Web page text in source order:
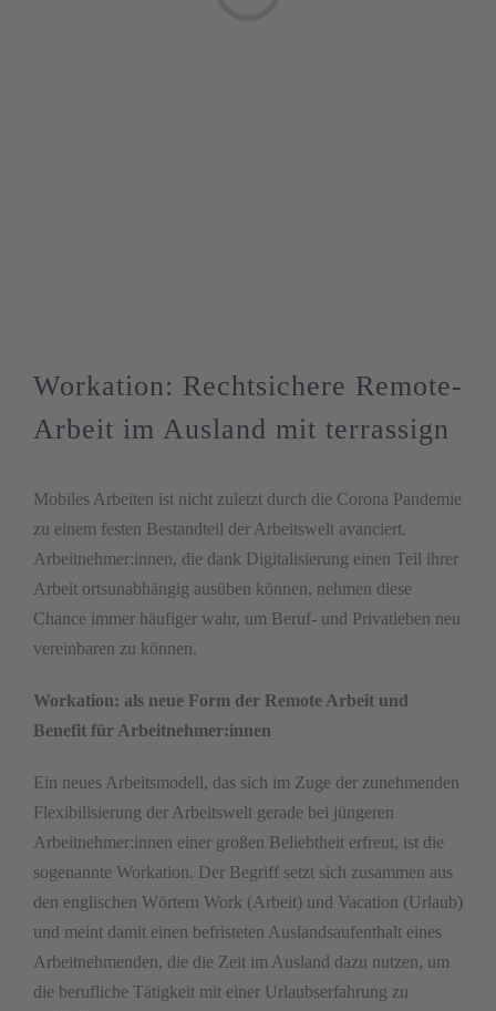
Workation: Rechtsichere Remote-
Arbeit im Ausland mit terrassign
Mobiles Arbeiten ist nicht zuletzt durch die Corona Pandemie
zu einem festen Bestandteil der Arbeitswelt avanciert.
Arbeitnehmer:innen, die dank Digitalisierung einen Teil ihrer
Arbeit ortsunabhängig ausüben können, nehmen diese
Chance immer häufiger wahr, um Beruf- und Privatleben neu
vereinbaren zu können.
Workation: als neue Form der Remote Arbeit und
Benefit für Arbeitnehmer:innen
Ein neues Arbeitsmodell, das sich im Zuge der zunehmenden
Flexibilisierung der Arbeitswelt gerade bei jüngeren
Arbeitnehmer:innen einer großen Beliebtheit erfreut, ist die
sogenannte Workation. Der Begriff setzt sich zusammen aus
den englischen Wörtern Work (Arbeit) und Vacation (Urlaub)
und meint damit einen befristeten Auslandsaufenthalt eines
Arbeitnehmenden, die die Zeit im Ausland dazu nutzen, um
die berufliche Tätigkeit mit einer Urlaubserfahrung zu